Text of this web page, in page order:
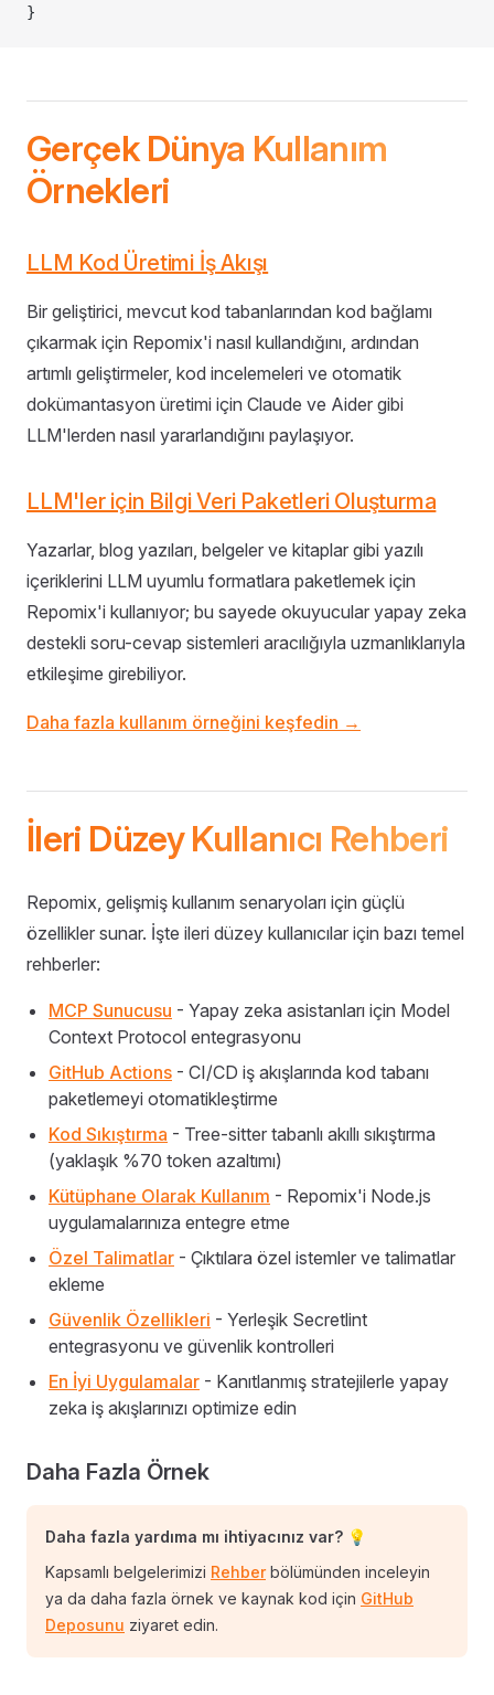
}
Gerçek Dünya Kullanım
Örnekleri
LLM Kod Üretimi İş Akışı
Bir geliştirici, mevcut kod tabanlarından kod bağlamı
çıkarmak için Repomix'i nasıl kullandığını, ardından
artımlı geliştirmeler, kod incelemeleri ve otomatik
dokümantasyon üretimi için Claude ve Aider gibi
LLM'lerden nasıl yararlandığını paylaşıyor.
LLM'ler için Bilgi Veri Paketleri Oluşturma
Yazarlar, blog yazıları, belgeler ve kitaplar gibi yazılı
içeriklerini LLM uyumlu formatlara paketlemek için
Repomix'i kullanıyor; bu sayede okuyucular yapay zeka
destekli soru-cevap sistemleri aracılığıyla uzmanlıklarıyla
etkileşime girebiliyor.
Daha fazla kullanım örneğini keşfedin →
İleri Düzey Kullanıcı Rehberi
Repomix, gelişmiş kullanım senaryoları için güçlü
özellikler sunar. İşte ileri düzey kullanıcılar için bazı temel
rehberler:
MCP Sunucusu - Yapay zeka asistanları için Model
Context Protocol entegrasyonu
GitHub Actions - CI/CD iş akışlarında kod tabanı
paketlemeyi otomatikleştirme
Kod Sıkıştırma - Tree-sitter tabanlı akıllı sıkıştırma
(yaklaşık %70 token azaltımı)
Kütüphane Olarak Kullanım - Repomix'i Node.js
uygulamalarınıza entegre etme
Özel Talimatlar - Çıktılara özel istemler ve talimatlar
ekleme
Güvenlik Özellikleri - Yerleşik Secretlint
entegrasyonu ve güvenlik kontrolleri
En İyi Uygulamalar - Kanıtlanmış stratejilerle yapay
zeka iş akışlarınızı optimize edin
Daha Fazla Örnek
Daha fazla yardıma mı ihtiyacınız var? 💡
Kapsamlı belgelerimizi Rehberbölümünden inceleyin
ya da daha fazla örnek ve kaynak kod için GitHub
Deposunu ziyaret edin.